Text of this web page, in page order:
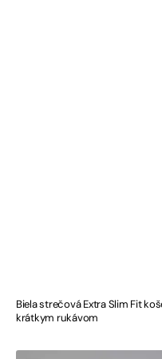
Biela strečová Extra Slim Fit
krátkym rukávom